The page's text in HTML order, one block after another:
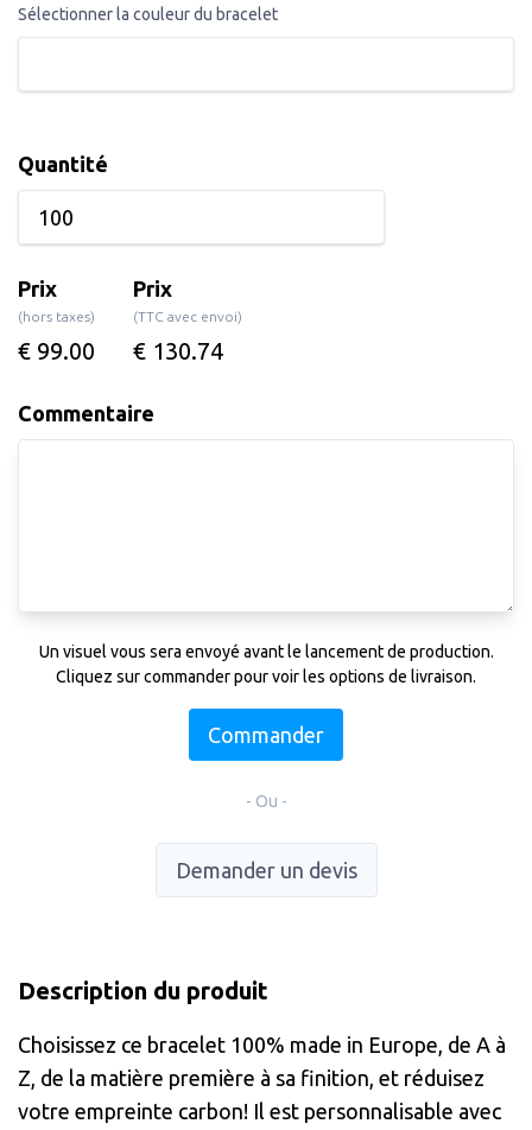
Sélectionner la couleur du bracelet
Quantité
Prix
(hors taxes)
€ 99.00
Prix
(TTC avec envoi)
€ 130.74
Commentaire
Un visuel vous sera envoyé avant le lancement de production.
Cliquez sur commander pour voir les options de livraison.
Commander
- Ou -
Demander un devis
Description du produit
Choisissez ce bracelet 100% made in Europe, de A à
Z, de la matière première à sa finition, et réduisez
votre empreinte carbon! Il est personnalisable avec